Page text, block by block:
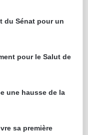
du Sénat pour un
pour le Salut de
une hausse de la
sa première